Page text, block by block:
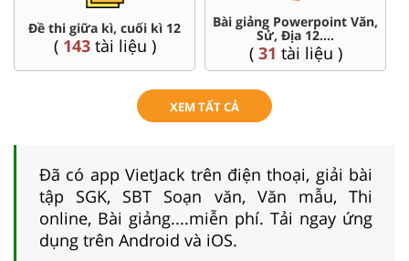
Đề thi giữa kì, cuối kì 12
( 143tài liệu )
Bài giảng Powerpoint Văn,
Sử, Địa 12....
( 31 tài liệu )
XEM TẤT CẢ
Đã có app VietJack trên điện thoại, giải bài
tập SGK, SBT Soạn văn, Văn mẫu, Thi
online, Bài giảng....miễn phí. Tải ngay ứng
dụng trên Android và iOS.